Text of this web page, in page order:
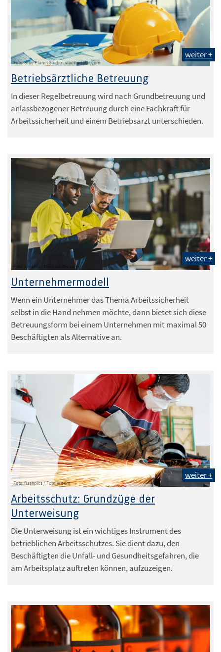
Foto: Blue Planet Studio - stock.adobe.com
weiter +
Betriebsärztliche Betreuung
In dieser Regelbetreuung wird nach Grundbetreuung und
anlassbezogener Betreuung durch eine Fachkraft für
Arbeitssicherheit und einem Betriebsarzt unterschieden.
Foto: chokniti - stock.adobe.com
weiter +
Unternehmermodell
Wenn ein Unternehmer das Thema Arbeitssicherheit
selbst in die Hand nehmen möchte, dann bietet sich diese
Betreuungsform bei einem Unternehmen mit maximal 50
Beschäftigten als Alternative an.
Foto: flashpics / Fotolia.com
weiter +
Arbeitsschutz: Grundzüge der
Unterweisung
Die Unterweisung ist ein wichtiges Instrument des
betrieblichen Arbeitsschutzes. Sie dient dazu, den
Beschäftigten die Unfall- und Gesundheitsgefahren, die
am Arbeitsplatz auftreten können, aufzuzeigen.